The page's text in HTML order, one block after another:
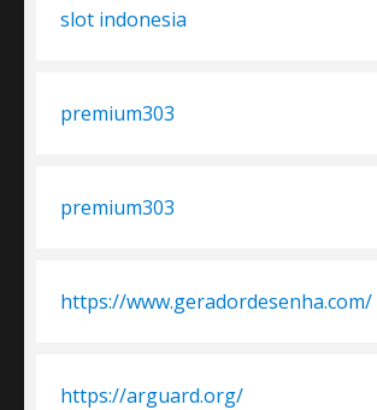
slot indonesia
premium303
premium303
https://www.geradordesenha.com/
https://arguard.org/